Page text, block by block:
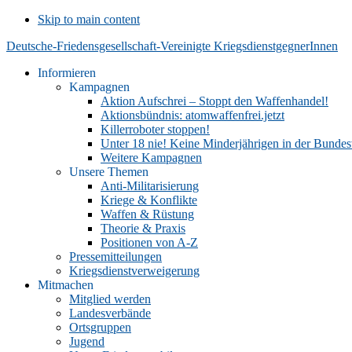
Skip to main content
Deutsche-Friedensgesellschaft-Vereinigte KriegsdienstgegnerInnen
Informieren
Kampagnen
Aktion Aufschrei – Stoppt den Waffenhandel!
Aktionsbündnis: atomwaffenfrei.jetzt
Killerroboter stoppen!
Unter 18 nie! Keine Minderjährigen in der
Weitere Kampagnen
Unsere Themen
Anti-Militarisierung
Kriege & Konflikte
Waffen & Rüstung
Theorie & Praxis
Positionen von A-Z
Pressemitteilungen
Kriegsdienstverweigerung
Mitmachen
Mitglied werden
Landesverbände
Ortsgruppen
Jugend